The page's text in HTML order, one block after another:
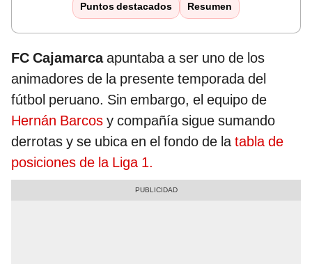
Puntos destacados Resumen
FC Cajamarcaapuntaba a ser uno de los
animadores de la presente temporada del
fútbol peruano. Sin embargo, el equipo de
Hernán Barcos y compañía sigue sumando
derrotas y se ubica en el fondo de latabla de
posiciones de la Liga 1.